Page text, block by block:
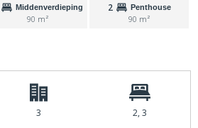
Middenverdieping
90 m²
2 Penthouse
90 m²
3 2, 3